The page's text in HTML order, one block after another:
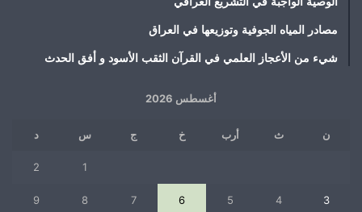
مصادر المياه الجوفية وتوزيعها في العراق
شيء من الأعجاز العلمي في القرآن الثقب الأسود و أفق الحدث
أغسطس 2026
ن ث أرب خ ج س د
1
2
3
4
5
6
7
8
9